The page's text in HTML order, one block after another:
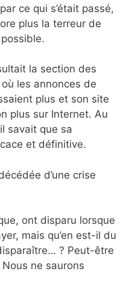
ce qui s’était passé,
plus la terreur de
la section des
les annonces de
plus et son site
plus sur Internet. Au
savait que sa
et définitive.
d’une crise
ont disparu lorsque
mais qu’en est-il du
? Peut-être
ne saurons